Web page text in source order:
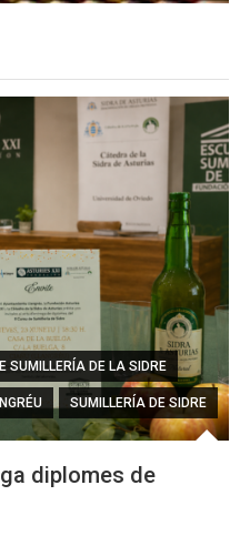
SUMILLERÍA DE LA SIDRE
SUMILLERÍA DE SIDRE
diplomes de